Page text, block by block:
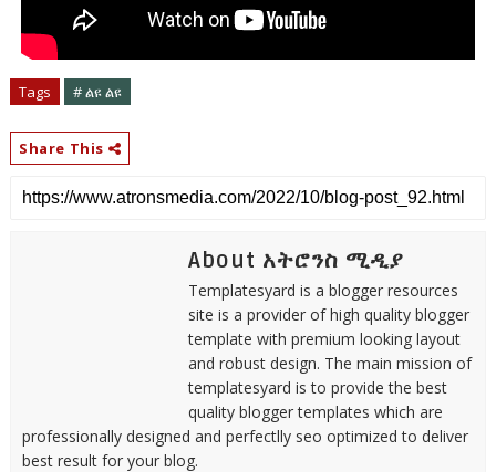
Tags # ልዩ ልዩ
Share This
About አትሮንስ ሚዲያ
Templatesyard is a blogger resources
site is a provider of high quality blogger
template with premium looking layout
and robust design. The main mission of
templatesyard is to provide the best
quality blogger templates which are
professionally designed and perfectlly seo optimized to deliver
best result for your blog.